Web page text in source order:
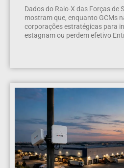
Dados do Raio-X das Forças de
mostram que, enquanto GCMs
corporações estratégicas para
estagnam ou perdem efetivo